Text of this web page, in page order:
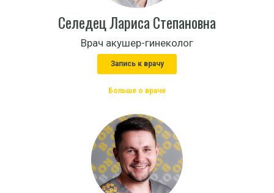
Селедец Лариса Степановна
Врач акушер-гинеколог
Запись к врачу
Больше о враче